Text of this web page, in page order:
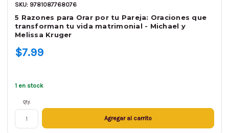
SKU: 9781087768076
5 Razones para Orar por tu Pareja: Oraciones que
transforman tu vida matrimonial - Michael y
Melissa Kruger
$7.99
1 en stock
Qty.
Agregar al carrito